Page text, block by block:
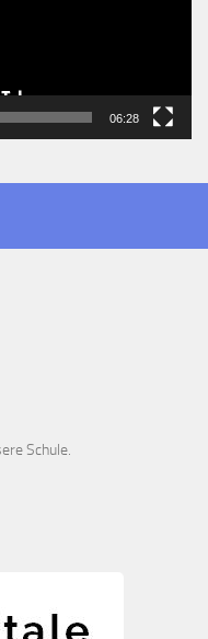
06:28
Schule.